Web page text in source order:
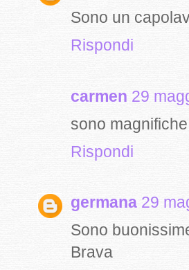
Sono un
Rispondi
carmen 29
sono
Rispondi
germana 29
Sono
Brava